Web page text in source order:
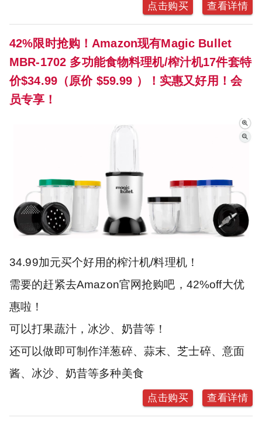
点击购买 查看详情
42%限时抢购！Amazon现有Magic Bullet
MBR-1702 多功能食物料理机/榨汁机17件套特
价$34.99（原价 $59.99 ）！实惠又好用！会
员专享！
34.99加元买个好用的榨汁机/料理机！
需要的赶紧去Amazon官网抢购吧，42%off大优
惠啦！
可以打果蔬汁，冰沙、奶昔等！
还可以做即可制作洋葱碎、蒜末、芝士碎、意面
酱、冰沙、奶昔等多种美食
点击购买 查看详情